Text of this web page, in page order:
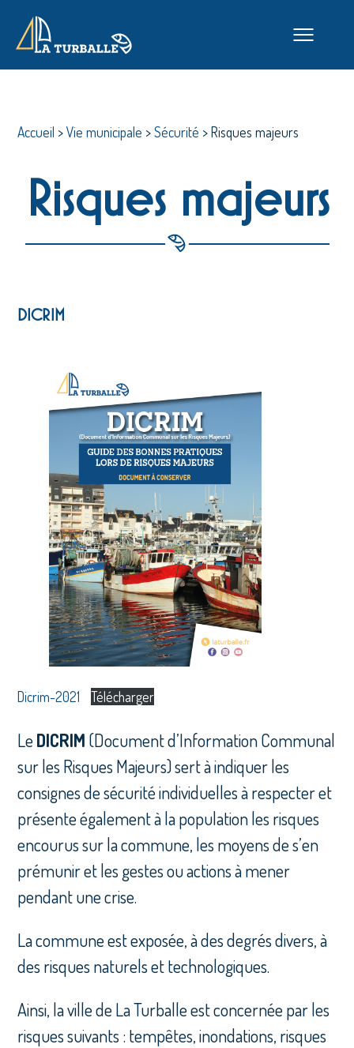
Accueil >Vie municipale >Sécurité >Risques majeurs
Risques majeurs
DICRIM
Dicrim-2021 Télécharger
LeDICRIM (Document d’Information Communal
sur les Risques Majeurs) sert à indiquer les
consignes de sécurité individuelles à respecter et
présente également à la population les risques
encourus sur la commune, les moyens de s’en
prémunir et les gestes ou actions à mener
pendant une crise.
La commune est exposée, à des degrés divers, à
des risques naturels et technologiques.
Ainsi, la ville de La Turballe est concernée par les
risques suivants : tempêtes, inondations, risques